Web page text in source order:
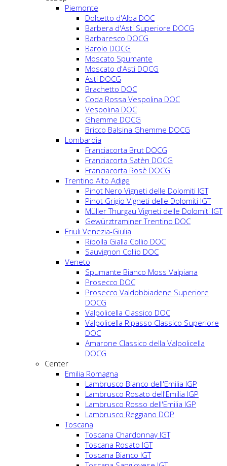
Piemonte
Dolcetto d'Alba DOC
Barbera d'Asti Superiore DOCG
Barbaresco DOCG
Barolo DOCG
Moscato Spumante
Moscato d'Asti DOCG
Asti DOCG
Brachetto DOC
Coda Rossa Vespolina DOC
Vespolina DOC
Ghemme DOCG
Bricco Balsina Ghemme DOCG
Lombardia
Franciacorta Brut DOCG
Franciacorta Satèn DOCG
Franciacorta Rosè DOCG
Trentino Alto Adige
Pinot Nero Vigneti delle Dolomiti IGT
Pinot Grigio Vigneti delle Dolomiti IGT
Müller Thurgau Vigneti delle Dolomiti IGT
Gewürztraminer Trentino DOC
Friuli Venezia-Giulia
Ribolla Gialla Collio DOC
Sauvignon Collio DOC
Veneto
Spumante Bianco Moss Valpiana
Prosecco DOC
Prosecco Valdobbiadene Superiore
DOCG
Valpolicella Classico DOC
Valpolicella Ripasso Classico Superiore
DOC
Amarone Classico della Valpolicella
DOCG
Center
Emilia Romagna
Lambrusco Bianco dell'Emilia IGP
Lambrusco Rosato dell'Emilia IGP
Lambrusco Rosso dell'Emilia IGP
Lambrusco Reggiano DOP
Toscana
Toscana Chardonnay IGT
Toscana Rosato IGT
Toscana Bianco IGT